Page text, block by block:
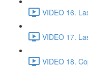
VIDEO 16.
VIDEO 17.
VIDEO 18.